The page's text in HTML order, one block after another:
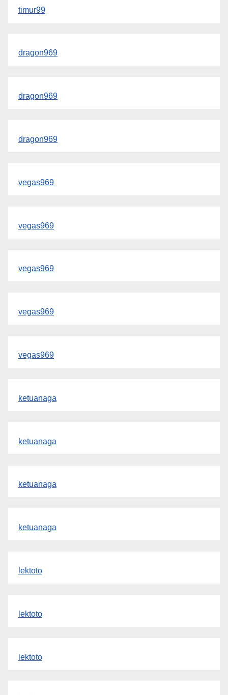
timur99
dragon969
dragon969
dragon969
vegas969
vegas969
vegas969
vegas969
vegas969
ketuanaga
ketuanaga
ketuanaga
ketuanaga
lektoto
lektoto
lektoto